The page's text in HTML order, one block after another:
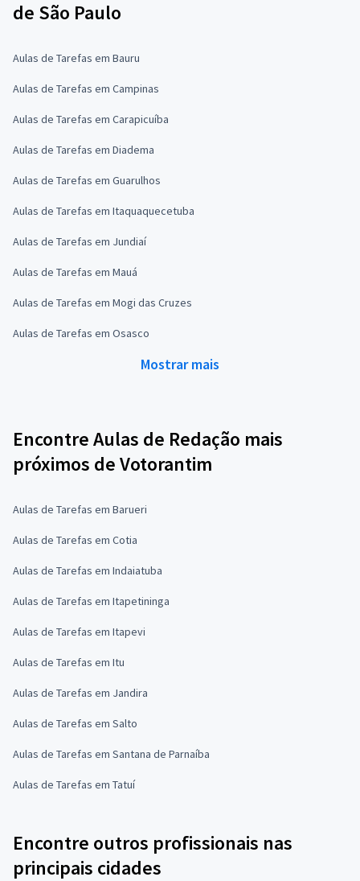
de São Paulo
Aulas de Tarefas em Bauru
Aulas de Tarefas em Campinas
Aulas de Tarefas em Carapicuíba
Aulas de Tarefas em Diadema
Aulas de Tarefas em Guarulhos
Aulas de Tarefas em Itaquaquecetuba
Aulas de Tarefas em Jundiaí
Aulas de Tarefas em Mauá
Aulas de Tarefas em Mogi das Cruzes
Aulas de Tarefas em Osasco
Mostrar mais
Encontre Aulas de Redação mais
próximos de Votorantim
Aulas de Tarefas em Barueri
Aulas de Tarefas em Cotia
Aulas de Tarefas em Indaiatuba
Aulas de Tarefas em Itapetininga
Aulas de Tarefas em Itapevi
Aulas de Tarefas em Itu
Aulas de Tarefas em Jandira
Aulas de Tarefas em Salto
Aulas de Tarefas em Santana de Parnaíba
Aulas de Tarefas em Tatuí
Encontre outros profissionais nas
principais cidades